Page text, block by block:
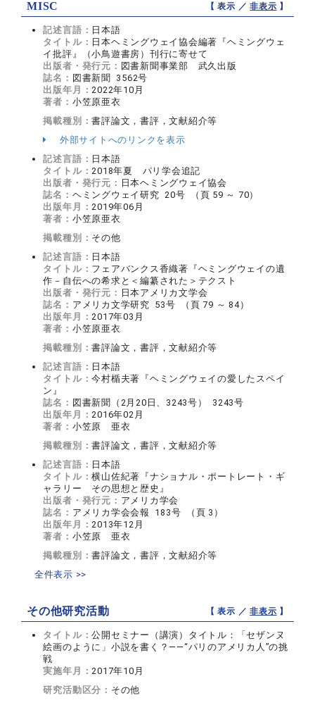
MISC 【 表示 ／非表示 】
記述言語： 日本語
タイトル： 日本ヘミングウェイ協会編著『ヘミングウェ
イ批評』（小鳥遊書房）刊行に寄せて
出版者・発行元： 図書新聞事業部 武久出版
誌名： 図書新聞 3562号
出版年月：2022年10月
著者： 小笠原亜衣
掲載種別：書評論文，書評，文献紹介等
外部サイトへのリンクを表示
記述言語： 日本語
タイトル：2018年夏 パリ学会追記
出版者・発行元： 日本ヘミングウェイ協会
誌名： ヘミングウェイ研究 20号 （頁 59 ～ 70）
出版年月：2019年06月
著者： 小笠原亜衣
掲載種別： その他
記述言語： 日本語
タイトル： フェアバンクス香織著『ヘミングウェイの遺
作－自伝への希求と＜編纂された＞テクスト
出版者・発行元： 日本アメリカ文学会
誌名： アメリカ文学研究 53号 （頁 79 ～ 84）
出版年月：2017年03月
著者： 小笠原亜衣
掲載種別：書評論文，書評，文献紹介等
記述言語： 日本語
タイトル：今村楯夫著『ヘミングウェイの愛したスペイ
ン』
誌名： 図書新聞（2月20日、3243号） 3243号
出版年月：2016年02月
著者： 小笠原 亜衣
掲載種別：書評論文，書評，文献紹介等
記述言語： 日本語
タイトル：横山佐紀著『ナショナル・ポートレート・ギ
ャラリー その思想と歴史』
出版者・発行元： アメリカ学会
誌名： アメリカ学会会報 183号 （頁 3）
出版年月：2013年12月
著者： 小笠原 亜衣
掲載種別：書評論文，書評，文献紹介等
全件表示 >>
その他研究活動 【 表示 ／非表示 】
タイトル：公開セミナー（講演）タイトル：「セザンヌ
絵画のように」小説を書く？――“パリのアメリカ人”の挑
戦
実施年月：2017年10月
研究活動区分： その他